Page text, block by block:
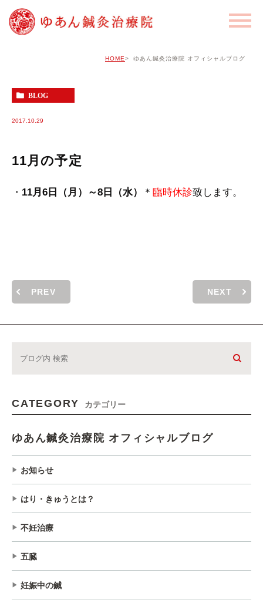
HOME ゆあん鍼灸治療院 オフィシャルブログ
BLOG
2017.10.29
11月の予定
・ 11月6日（月）～8日（水） ＊ 臨時休診致します。
PREV NEXT
CATEGORY カテゴリー
ゆあん鍼灸治療院 オフィシャルブログ
お知らせ
はり・きゅうとは？
不妊治療
五臓
妊娠中の鍼